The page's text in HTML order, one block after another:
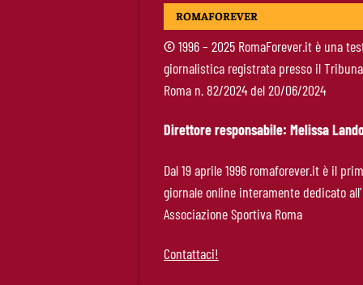
ROMAFOREVER
©1996 – 2025 RomaForever.it è una
giornalistica registrata presso il
Roma n. 82/2024 del 20/06/2024
Direttore responsabile: Melissa
Dal 19 aprile 1996 romaforever.it è il
giornale online interamente dedicato all’
Associazione Sportiva Roma
Contattaci!